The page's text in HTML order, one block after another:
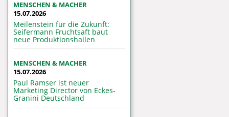
MENSCHEN & MACHER
15.07.2026
Meilenstein für die Zukunft:
Seifermann Fruchtsaft baut
neue Produktionshallen
MENSCHEN & MACHER
15.07.2026
Paul Ramser ist neuer
Marketing Director von Eckes-
Granini Deutschland